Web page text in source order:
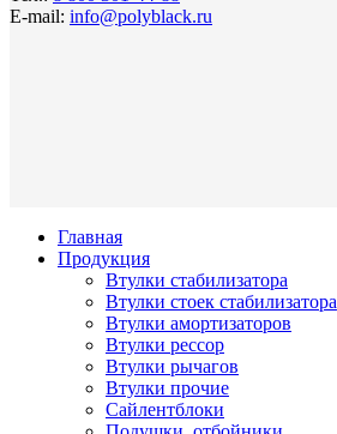
E-mail: info@polyblack.ru
Главная
Продукция
Втулки стабилизатора
Втулки стоек стабилизатора
Втулки амортизаторов
Втулки рессор
Втулки рычагов
Втулки прочие
Сайлентблоки